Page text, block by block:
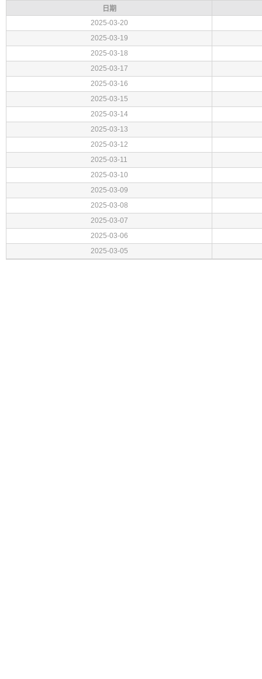
日期
2025-03-20
2025-03-19
2025-03-18
2025-03-17
2025-03-16
2025-03-15
2025-03-14
2025-03-13
2025-03-12
2025-03-11
2025-03-10
2025-03-09
2025-03-08
2025-03-07
2025-03-06
2025-03-05